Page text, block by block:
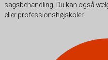
sagsbehandling. Du kan også
eller professionshøjskoler.